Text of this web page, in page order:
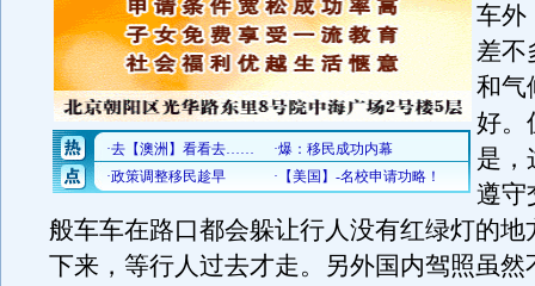
车外
差不
和气
好。
是，
遵守
般车车在路口都会躲让行人没有红绿灯的地
下来，等行人过去才走。另外国内驾照虽然